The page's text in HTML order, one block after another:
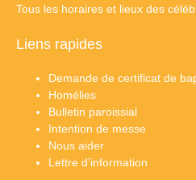
Tous les horaires et lieux des
Liens rapides
Demande de certificat de
Homélies
Bulletin paroissial
Intention de messe
Nous aider
Lettre d’information